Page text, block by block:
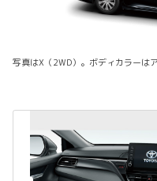
写真はX（2WD）。ボディカラーは